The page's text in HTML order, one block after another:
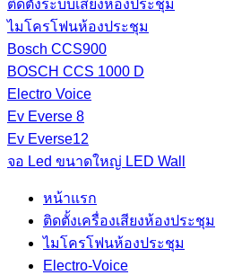
ติดตั้งระบบเสียงห้องประชุม
ไมโครโฟนห้องประชุม
Bosch CCS900
BOSCH CCS 1000 D
Electro Voice
Ev Everse 8
Ev Everse12
จอ Led ขนาดใหญ่ LED Wall
หน้าแรก
ติดตั้งเครื่องเสียงห้องประชุม
ไมโครโฟนห้องประชุม
Electro-Voice